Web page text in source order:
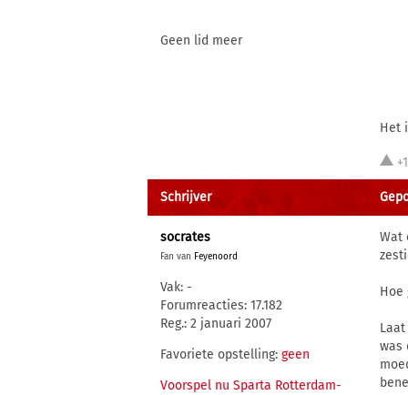
Geen lid meer
Het
Schrijver
socrates
Fan van Feyenoord
Vak: -
Forumreacties: 17.182
Reg.: 2 januari 2007
Favoriete opstelling: geen
Voorspel nu Sparta Rotterdam-
Wat
Hoe
was